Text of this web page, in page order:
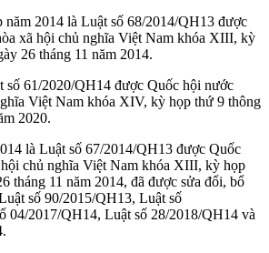
năm 2014 là Luật số 68/2014/QH13 được
xã hội chủ nghĩa Việt Nam khóa XIII, kỳ
26 tháng 11 năm 2014.
số 61/2020/QH14 được Quốc hội nước
Việt Nam khóa XIV, kỳ họp thứ 9 thông
2020.
là Luật số 67/2014/QH13 được Quốc
chủ nghĩa Việt Nam khóa XIII, kỳ họp
tháng 11 năm 2014, đã được sửa đổi, bổ
số 90/2015/QH13, Luật số
04/2017/QH14, Luật số 28/2018/QH14 và